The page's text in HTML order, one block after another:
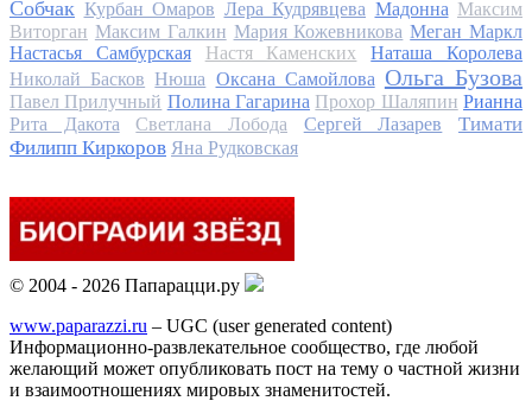
Собчак Курбан Омаров Лера Кудрявцева Мадонна Максим
Виторган Максим Галкин Мария Кожевникова Меган Маркл
Настасья Самбурская
Настя Каменских
Наташа Королева
Николай Басков Нюша Оксана Самойлова Ольга Бузова
Павел Прилучный Полина Гагарина Прохор Шаляпин Рианна
Рита Дакота
Светлана Лобода Сергей Лазарев
Тимати
Филипп Киркоров Яна Рудковская
© 2004 - 2026 Папарацци.ру
www.paparazzi.ru – UGC (user generated content)
Информационно-развлекательное сообщество, где любой
желающий может опубликовать пост на тему о частной жизни
и взаимоотношениях мировых знаменитостей.